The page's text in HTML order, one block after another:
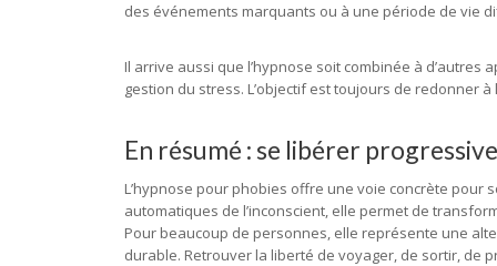
des événements marquants ou à une période de vie
Il arrive aussi que l’hypnose soit combinée à
gestion du stress. L’objectif est toujours de redonner
En résumé : se libérer
L’hypnose pour phobies offre une voie concrète
automatiques de l’inconscient, elle permet de
Pour beaucoup de personnes, elle représente une
durable. Retrouver la liberté de voyager, de sortir, de